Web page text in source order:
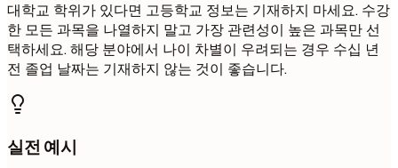
대학교 학위가 있다면 고등학교 정보는 기재하지 마세요. 수강
한 모든 과목을 나열하지 말고 가장 관련성이 높은 과목만 선
택하세요. 해당 분야에서 나이 차별이 우려되는 경우 수십 년
전 졸업 날짜는 기재하지 않는 것이 좋습니다.
실전 예시